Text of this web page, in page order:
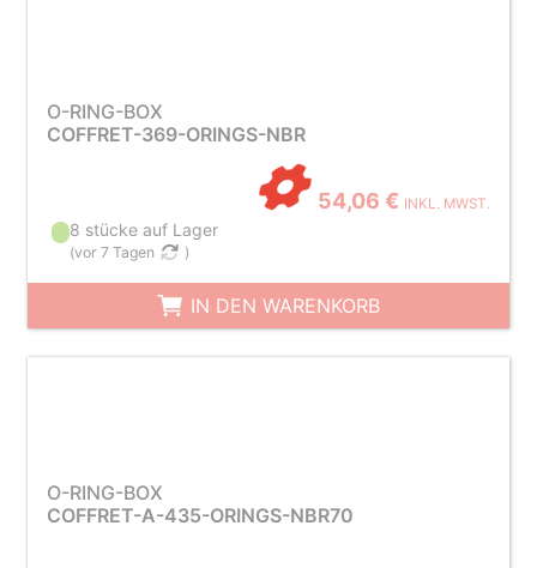
O-RING-BOX
COFFRET-369-ORINGS-NBR
54,06 € INKL. MWST.
8 stücke auf Lager
(vor 7 Tagen )
IN DEN WARENKORB
O-RING-BOX
COFFRET-A-435-ORINGS-NBR70